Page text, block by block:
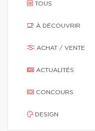
TOUS
À DÉCOUVRIR
ACHAT / VENTE
ACTUALITÉS
CONCOURS
DESIGN